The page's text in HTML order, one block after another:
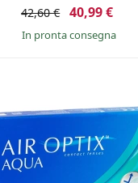
42,60 € 40,99 €
in pronta consegna